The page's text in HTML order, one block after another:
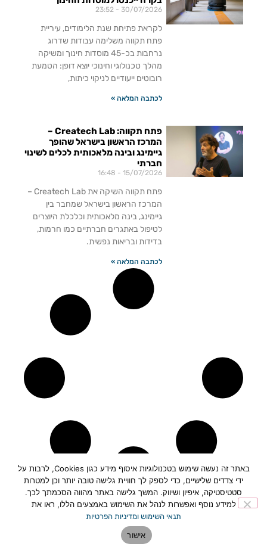
30/07/2026
לקראת פתיחת שנת הלימודים, עיריית
פתח תקווה משלימה עבודות שדרוג
נרחבות בכ-45 מוסדות חינוך ומשיקה
מהלך טכנולוגי וחינוכי יוצא דופן: הטמעת
רובוטים ייעודיים לניקוי כיתות,
לכתבה המלאה »
פתח תקווה: Createch Lab –
המרכז הראשון בישראל שהופך
גיימינג ובינה מלאכותית לכלים לשינוי
חברתי
15/07/2026
פתח תקווה השיקה את Createch Lab –
המרכז הראשון בישראל שמחבר בין
גיימינג, בינה מלאכותית וכלכלת היוצרים
לטיפול באתגרים חברתיים כמו חרמות,
בדידות ובריאות נפשית.
לכתבה המלאה »
תחזית מזג האוויר בפתח תקווה>>
באתר זה נעשה שימוש בטכנולוגיות איסוף מידע כגון Cookies, לרבות על
ידי צדדים שלישיים, כדי לספק לך חוויית גלישה טובה יותר וכן למטרות
סטטיסטיקה, איפיון ושיווק. המשך גלישה באתר מהווה הסכמתך לכך.
למידע נוסף ואפשרות לנהל את השימוש באמצעים הללו, ראו את
תנאי השימוש ומדיניות הפרטיות
אישור